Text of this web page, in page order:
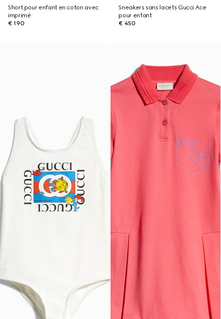
Short pour enfant en coton avec
imprimé
€ 190
Sneakers sans lacets Gucci Ace
pour enfant
€ 450